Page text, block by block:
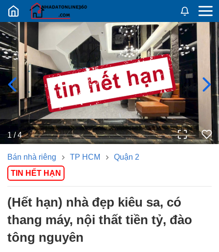
Nhadatban24h.vn
1/4
Bán nhà riêng TP HCM
Quận 2
TIN HẾT HẠN
(hết hạn) nhà đẹp kiêu sa, có
thang máy, nội thất tiền tỷ, đào
tông nguyên